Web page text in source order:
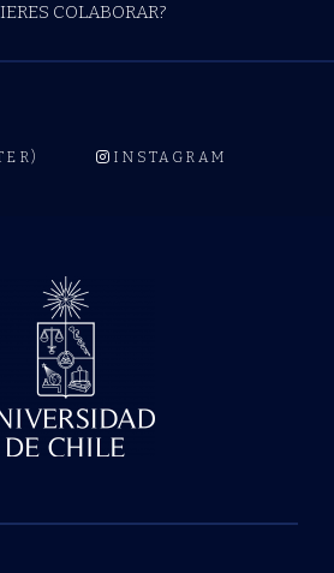
COLABORAR?
INSTAGRAM